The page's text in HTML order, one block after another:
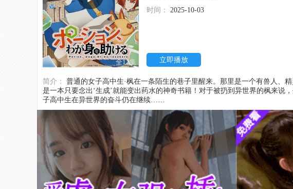
全12集
时间：
2025-10-03
立即播放
简介：
是一本只要念出‘生成’就能变出药水的神奇书籍！对于被扔到异世界的枫来
子高中生在异世界的奋斗仍在继续……